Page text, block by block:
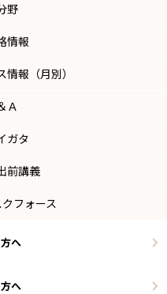
野
情報
報（月別）
Ａ
ガタ
前講義
フォース
へ
へ